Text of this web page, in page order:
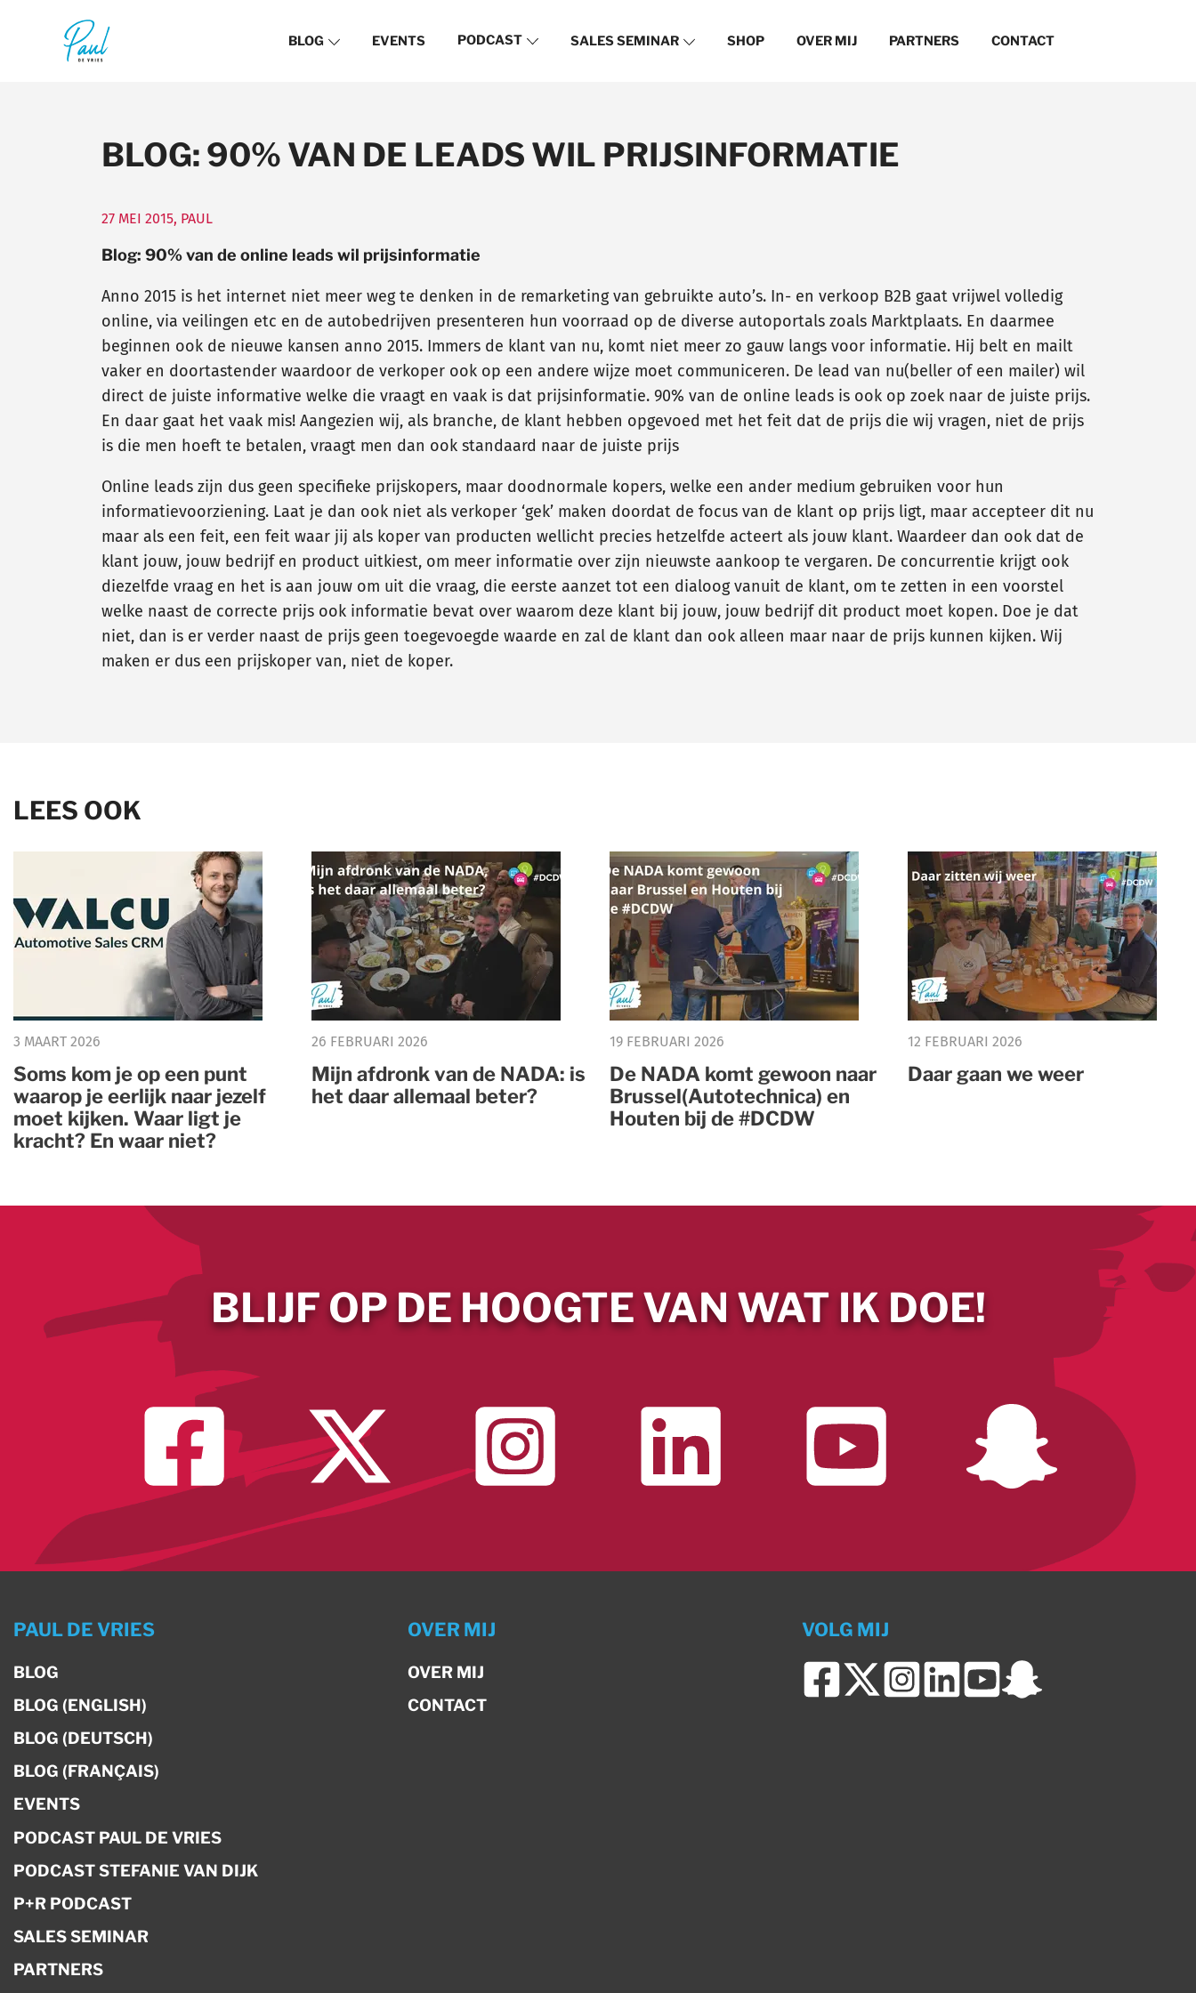
BLOG EVENTS PODCAST SALES SEMINAR SHOP OVER MIJ PARTNERS CONTACT
BLOG: 90% VAN DE LEADS WIL PRIJSINFORMATIE
27 MEI 2015, PAUL
Blog: 90% van de online leads wil prijsinformatie
Anno 2015 is het internet niet meer weg te denken in de remarketing van gebruikte auto’s. In- en verkoop B2B gaat vrijwel volledig
online, via veilingen etc en de autobedrijven presenteren hun voorraad op de diverse autoportals zoals Marktplaats. En daarmee
beginnen ook de nieuwe kansen anno 2015. Immers de klant van nu, komt niet meer zo gauw langs voor informatie. Hij belt en mailt
vaker en doortastender waardoor de verkoper ook op een andere wijze moet communiceren. De lead van nu(beller of een mailer) wil
direct de juiste informative welke die vraagt en vaak is dat prijsinformatie. 90% van de online leads is ook op zoek naar de juiste prijs.
En daar gaat het vaak mis! Aangezien wij, als branche, de klant hebben opgevoed met het feit dat de prijs die wij vragen, niet de prijs
is die men hoeft te betalen, vraagt men dan ook standaard naar de juiste prijs
Online leads zijn dus geen specifieke prijskopers, maar doodnormale kopers, welke een ander medium gebruiken voor hun
informatievoorziening. Laat je dan ook niet als verkoper ‘gek’ maken doordat de focus van de klant op prijs ligt, maar accepteer dit nu
maar als een feit, een feit waar jij als koper van producten wellicht precies hetzelfde acteert als jouw klant. Waardeer dan ook dat de
klant jouw, jouw bedrijf en product uitkiest, om meer informatie over zijn nieuwste aankoop te vergaren. De concurrentie krijgt ook
diezelfde vraag en het is aan jouw om uit die vraag, die eerste aanzet tot een dialoog vanuit de klant, om te zetten in een voorstel
welke naast de correcte prijs ook informatie bevat over waarom deze klant bij jouw, jouw bedrijf dit product moet kopen. Doe je dat
niet, dan is er verder naast de prijs geen toegevoegde waarde en zal de klant dan ook alleen maar naar de prijs kunnen kijken. Wij
maken er dus een prijskoper van, niet de koper.
LEES OOK
3 MAART 2026
Soms kom je op een punt
waarop je eerlijk naar jezelf
moet kijken. Waar ligt je
kracht? En waar niet?
26 FEBRUARI 2026
Mijn afdronk van de NADA: is
het daar allemaal beter?
19 FEBRUARI 2026
De NADA komt gewoon naar
Brussel(Autotechnica) en
Houten bij de #DCDW
12 FEBRUARI 2026
Daar gaan we weer
BLIJF OP DE HOOGTE VAN WAT IK DOE!
PAUL DE VRIES
BLOG
BLOG (ENGLISH)
BLOG (DEUTSCH)
BLOG (FRANÇAIS)
EVENTS
PODCAST PAUL DE VRIES
PODCAST STEFANIE VAN DIJK
P+R PODCAST
SALES SEMINAR
PARTNERS
OVER MIJ
OVER MIJ
CONTACT
VOLG MIJ